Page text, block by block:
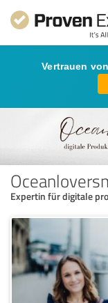
Vertrauen
Expertin für digitale